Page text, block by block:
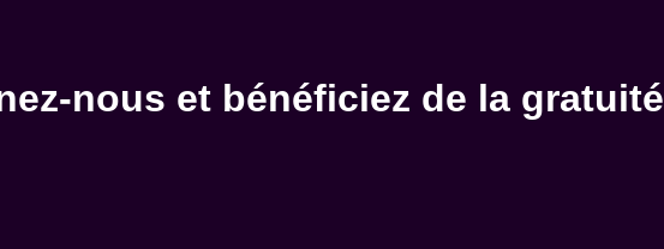
nous et bénéficiez de la gratuité